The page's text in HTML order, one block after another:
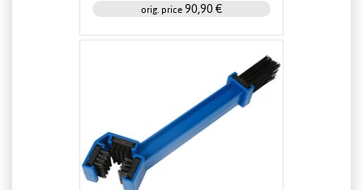
orig. price 90,90 €